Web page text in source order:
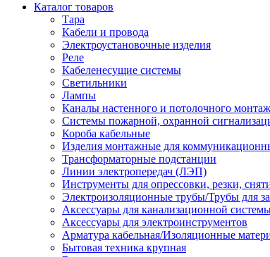
Каталог товаров
Тара
Кабели и провода
Электроустановочные изделия
Реле
Кабеленесущие системы
Светильники
Лампы
Каналы настенного и потолочного
Системы пожарной, охранной
Короба кабельные
Изделия монтажные для
Трансформаторные подстанции
Линии электропередач (ЛЭП)
Инструменты для опрессовки, резки,
Электроизоляционные трубы/Трубы для
Аксессуары для канализационной
Аксессуары для электроинструментов
Арматура кабельная/Изоляционные
Бытовая техника крупная